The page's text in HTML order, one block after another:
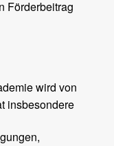
Förderbeitrag
wird von
insbesondere